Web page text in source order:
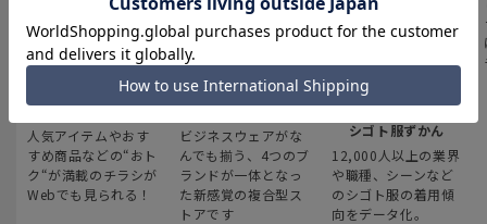
最新のお買い得情報
人気アイテムやおす
すめ商品などの“おト
ク“が満載のチラシが
Webでも見られる！
スーツスクエア
ビジネスウェアがな
んでも揃う、4つのブ
ランドが一体となっ
た新感覚の複合型ス
トアです
みんなの
シゴト服ずかん
12,000人以上の業界
や職種、シーンなど
のシゴト服の着用傾
向をデータ化。